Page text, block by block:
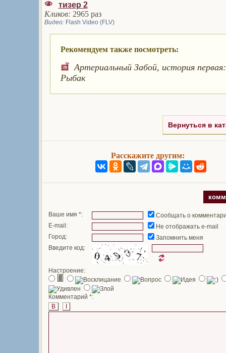
тизер 2
Кликов: 2965 раз
Видео:Flash Video (FLV)
Рекомендуем также посмотреть:
Артериальный Забой, история первая:
Рыбак
Вернуться в
Расскажите другим:
Ваше имя *:
Сообщать о
E-mail:
Не отображать e-mail
Город:
Запомнить меня
Введите код:
Настроение:
Комментарий *:
B
I